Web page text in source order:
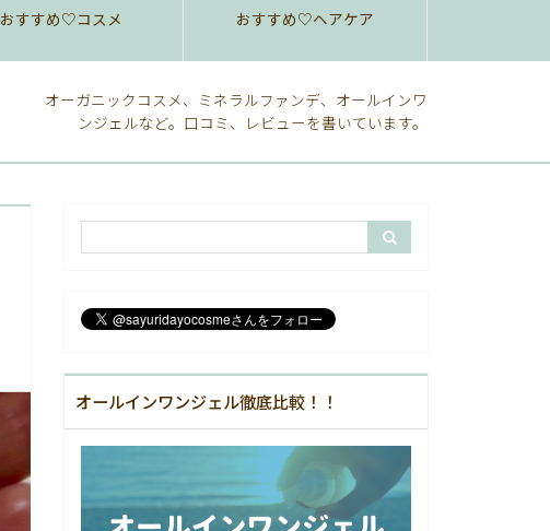
おすすめ♡コスメ おすすめ♡ヘアケア
オーガニックコスメ、ミネラルファンデ、オールインワ
ンジェルなど。口コミ、レビューを書いています。
オールインワンジェル徹底比較！！